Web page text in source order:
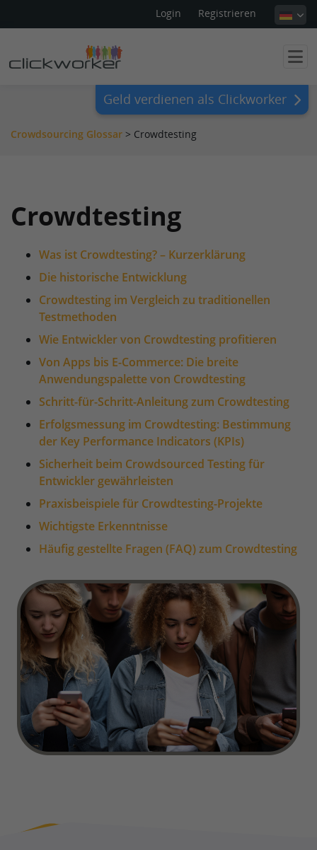
Login Registrieren
Geld verdienen als Clickworker
Crowdsourcing Glossar > Crowdtesting
Crowdtesting
Was ist Crowdtesting? – Kurzerklärung
Die historische Entwicklung
Crowdtesting im Vergleich zu traditionellen
Testmethoden
Wie Entwickler von Crowdtesting profitieren
Von Apps bis E-Commerce: Die breite
Anwendungspalette von Crowdtesting
Schritt-für-Schritt-Anleitung zum Crowdtesting
Erfolgsmessung im Crowdtesting: Bestimmung
der Key Performance Indicators (KPIs)
Sicherheit beim Crowdsourced Testing für
Entwickler gewährleisten
Praxisbeispiele für Crowdtesting-Projekte
Wichtigste Erkenntnisse
Häufig gestellte Fragen (FAQ) zum Crowdtesting